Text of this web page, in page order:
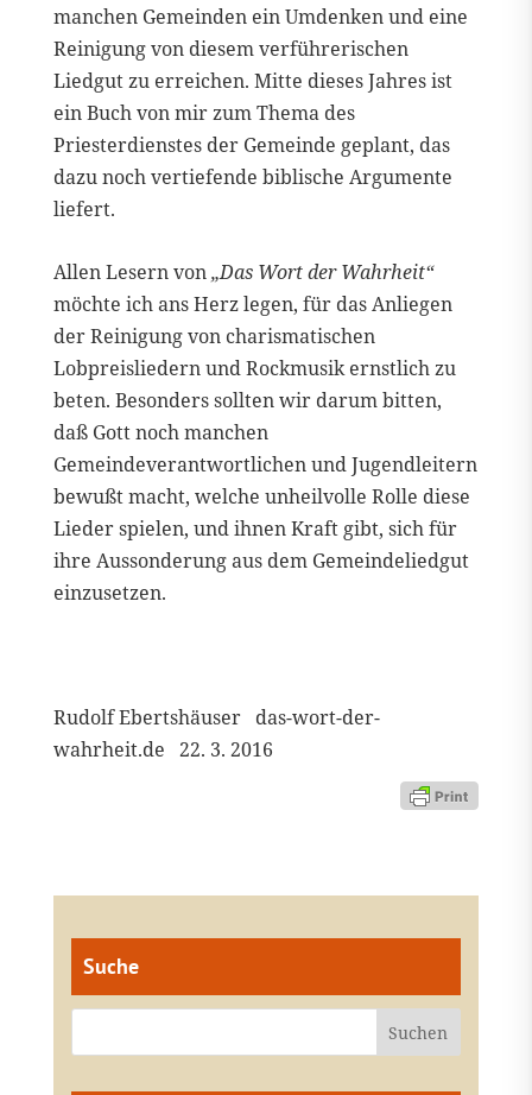
manchen Gemeinden ein Umdenken und eine
Reinigung von diesem verführerischen
Liedgut zu erreichen. Mitte dieses Jahres ist
ein Buch von mir zum Thema des
Priesterdienstes der Gemeinde geplant, das
dazu noch vertiefende biblische Argumente
liefert.
Allen Lesern von„Das Wort der Wahrheit“
möchte ich ans Herz legen, für das Anliegen
der Reinigung von charismatischen
Lobpreisliedern und Rockmusik ernstlich zu
beten. Besonders sollten wir darum bitten,
daß Gott noch manchen
Gemeindeverantwortlichen und Jugendleitern
bewußt macht, welche unheilvolle Rolle diese
Lieder spielen, und ihnen Kraft gibt, sich für
ihre Aussonderung aus dem Gemeindeliedgut
einzusetzen.
Rudolf Ebertshäuser das-wort-der-
wahrheit.de 22. 3. 2016
Suche